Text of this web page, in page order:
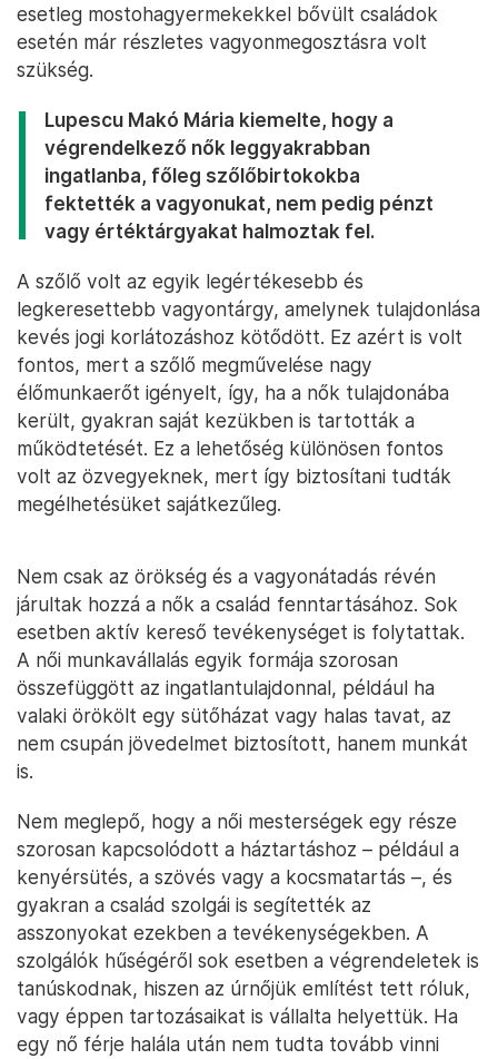
esetleg mostohagyermekekkel bővült családok
esetén már részletes vagyonmegosztásra volt
szükség.
Lupescu Makó Mária kiemelte, hogy a
végrendelkező nők leggyakrabban
ingatlanba, főleg szőlőbirtokokba
fektették a vagyonukat, nem pedig pénzt
vagy értéktárgyakat halmoztak fel.
A szőlő volt az egyik legértékesebb és
legkeresettebb vagyontárgy, amelynek tulajdonlása
kevés jogi korlátozáshoz kötődött. Ez azért is volt
fontos, mert a szőlő megművelése nagy
élőmunkaerőt igényelt, így, ha a nők tulajdonába
került, gyakran saját kezükben is tartották a
működtetését. Ez a lehetőség különösen fontos
volt az özvegyeknek, mert így biztosítani tudták
megélhetésüket sajátkezűleg.
Nem csak az örökség és a vagyonátadás révén
járultak hozzá a nők a család fenntartásához. Sok
esetben aktív kereső tevékenységet is folytattak.
A női munkavállalás egyik formája szorosan
összefüggött az ingatlantulajdonnal, például ha
valaki örökölt egy sütőházat vagy halas tavat, az
nem csupán jövedelmet biztosított, hanem munkát
is.
Nem meglepő, hogy a női mesterségek egy része
szorosan kapcsolódott a háztartáshoz – például a
kenyérsütés, a szövés vagy a kocsmatartás –, és
gyakran a család szolgái is segítették az
asszonyokat ezekben a tevékenységekben. A
szolgálók hűségéről sok esetben a végrendeletek is
tanúskodnak, hiszen az úrnőjük említést tett róluk,
vagy éppen tartozásaikat is vállalta helyettük. Ha
egy nő férje halála után nem tudta tovább vinni